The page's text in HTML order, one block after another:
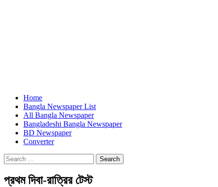
Home
Bangla Newspaper List
All Bangla Newspaper
Bangladeshi Bangla Newspaper
BD Newspaper
Converter
Search
for:
প্রথম দিবা-রাত্রির টেস্ট